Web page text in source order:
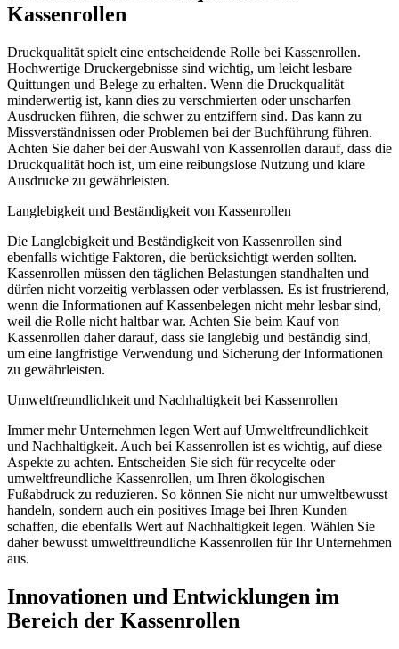
Kassenrollen
Druckqualität spielt eine entscheidende Rolle bei Kassenrollen.
Hochwertige Druckergebnisse sind wichtig, um leicht lesbare
Quittungen und Belege zu erhalten. Wenn die Druckqualität
minderwertig ist, kann dies zu verschmierten oder unscharfen
Ausdrucken führen, die schwer zu entziffern sind. Das kann zu
Missverständnissen oder Problemen bei der Buchführung führen.
Achten Sie daher bei der Auswahl von Kassenrollen darauf, dass die
Druckqualität hoch ist, um eine reibungslose Nutzung und klare
Ausdrucke zu gewährleisten.
Langlebigkeit und Beständigkeit von Kassenrollen
Die Langlebigkeit und Beständigkeit von Kassenrollen sind
ebenfalls wichtige Faktoren, die berücksichtigt werden sollten.
Kassenrollen müssen den täglichen Belastungen standhalten und
dürfen nicht vorzeitig verblassen oder verblassen. Es ist frustrierend,
wenn die Informationen auf Kassenbelegen nicht mehr lesbar sind,
weil die Rolle nicht haltbar war. Achten Sie beim Kauf von
Kassenrollen daher darauf, dass sie langlebig und beständig sind,
um eine langfristige Verwendung und Sicherung der Informationen
zu gewährleisten.
Umweltfreundlichkeit und Nachhaltigkeit bei Kassenrollen
Immer mehr Unternehmen legen Wert auf Umweltfreundlichkeit
und Nachhaltigkeit. Auch bei Kassenrollen ist es wichtig, auf diese
Aspekte zu achten. Entscheiden Sie sich für recycelte oder
umweltfreundliche Kassenrollen, um Ihren ökologischen
Fußabdruck zu reduzieren. So können Sie nicht nur umweltbewusst
handeln, sondern auch ein positives Image bei Ihren Kunden
schaffen, die ebenfalls Wert auf Nachhaltigkeit legen. Wählen Sie
daher bewusst umweltfreundliche Kassenrollen für Ihr Unternehmen
aus.
Innovationen und Entwicklungen im
Bereich der Kassenrollen